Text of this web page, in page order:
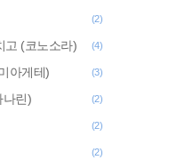
(2)
고 (코노소라) (4)
아게테) (3)
나린) (2)
(2)
(2)